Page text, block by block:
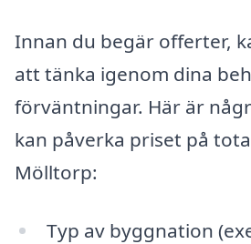
Innan du begär offerter,
att tänka igenom dina
förväntningar. Här är
kan påverka priset på
Mölltorp:
Typ av byggnation